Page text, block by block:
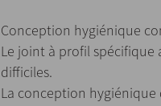
Conception hygiénique
Le joint à profil
difficiles.
La conception